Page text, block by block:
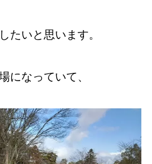
たいと思います。
になっていて、